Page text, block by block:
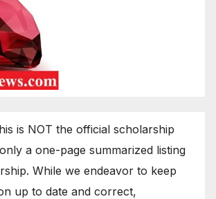
is NOT the official scholarship
a one-page summarized listing
While we endeavor to keep
up to date and correct,